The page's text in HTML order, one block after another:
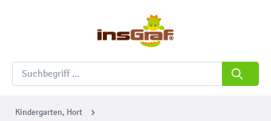
Kindergarten, Hort